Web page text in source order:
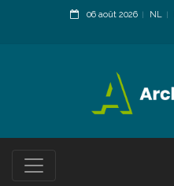
06 août 2026 NL